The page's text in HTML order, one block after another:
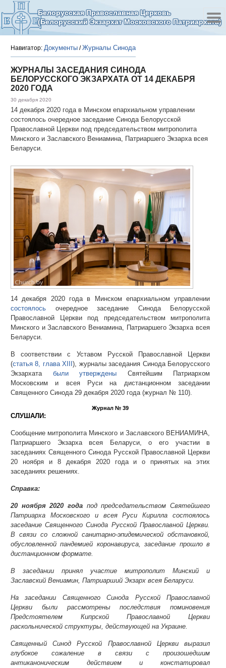
Белорусская Православная Церковь
(Белорусский Экзархат Московского Патриархата)
Навигатор: Документы /Журналы Синода
ЖУРНАЛЫ ЗАСЕДАНИЯ СИНОДА
БЕЛОРУССКОГО ЭКЗАРХАТА ОТ 14 ДЕКАБРЯ
2020 ГОДА
30 декабря 2020
14 декабря 2020 года в Минском епархиальном управлении
состоялось очередное заседание Синода Белорусской
Православной Церкви под председательством митрополита
Минского и Заславского Вениамина, Патриаршего Экзарха всея
Беларуси.
14 декабря 2020 года в Минском епархиальном управлении
состоялось очередное заседание Синода Белорусской
Православной Церкви под председательством митрополита
Минского и Заславского Вениамина, Патриаршего Экзарха всея
Беларуси.
В соответствии с Уставом Русской Православной Церкви
(статья 8, глава XIII), журналы заседания Синода Белорусского
Экзархата были утверждены Святейшим Патриархом
Московским и всея Руси на дистанционном заседании
Священного Синода 29 декабря 2020 года (журнал № 110).
Журнал № 39
СЛУШАЛИ:
Сообщение митрополита Минского и Заславского ВЕНИАМИНА,
Патриаршего Экзарха всея Беларуси, о его участии в
заседаниях Священного Синода Русской Православной Церкви
20 ноября и 8 декабря 2020 года и о принятых на этих
заседаниях решениях.
Справка:
20 ноября 2020 года под председательством Святейшего
Патриарха Московского и всея Руси Кирилла состоялось
заседание Священного Синода Русской Православной Церкви.
В связи со сложной санитарно-эпидемической обстановкой,
обусловленной пандемией коронавируса, заседание прошло в
дистанционном формате.
В заседании принял участие митрополит Минский и
Заславский Вениамин, Патриарший Экзарх всея Беларуси.
На заседании Священного Синода Русской Православной
Церкви были рассмотрены последствия поминовения
Предстоятелем Кипрской Православной Церкви
раскольнической структуры, действующей на Украине.
Священный Синод Русской Православной Церкви выразил
глубокое сожаление в связи с произошедшим
антиканоническим действием и констатировал